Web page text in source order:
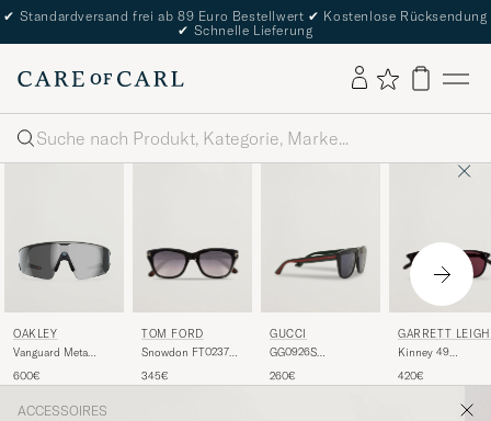
✔ Standardversand frei ab 89 Euro Bestellwert ✔ Kostenlose Rücksendung
✔ Schnelle Lieferung
Suche
OAKLEY
Vanguard Meta
Black
600€
TOM FORD
Snowdon FT0237
345€
GUCCI
GG0926S
Black/Green
260€
GARRETT
Kinney 49
420€
ACCESSOIRES